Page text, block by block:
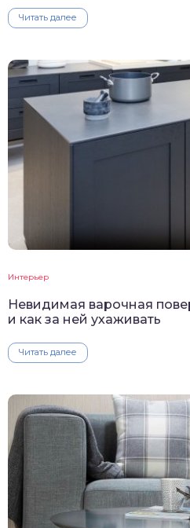
Читать далее
Интерьер
Невидимая варочная
и как за ней ухаживать
Читать далее